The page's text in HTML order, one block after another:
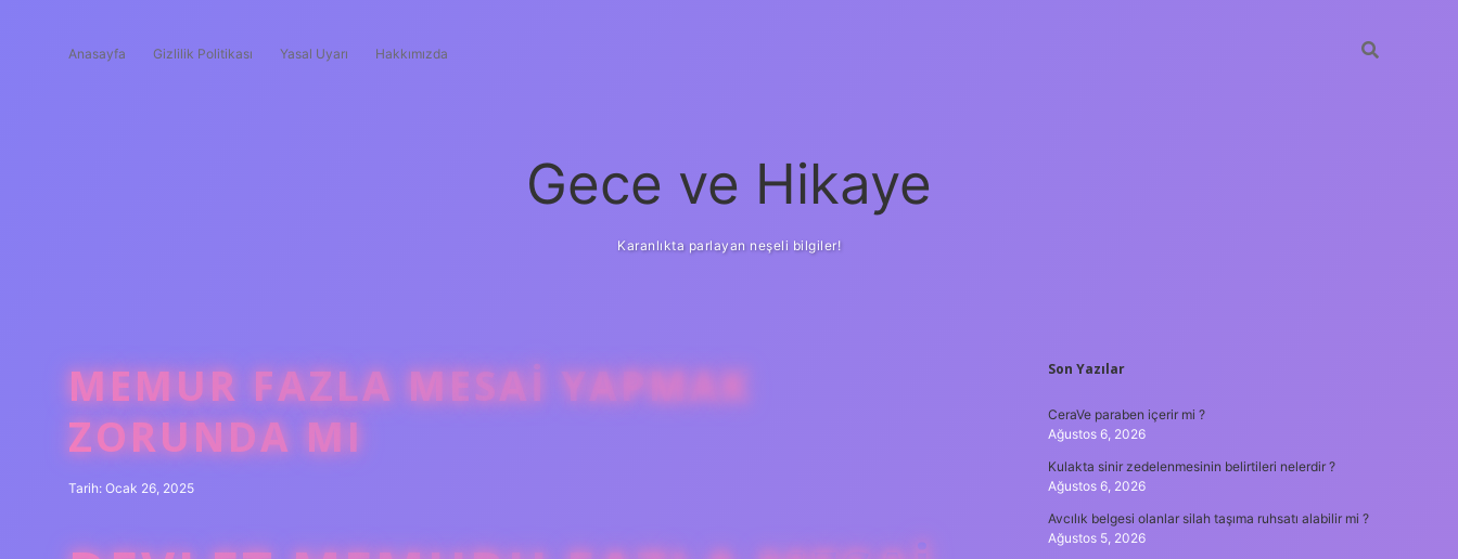
Anasayfa Gizlilik Politikası Yasal Uyarı Hakkımızda
Gece ve Hikaye
Karanlıkta parlayan neşeli bilgiler!
MEMUR FAZLA MESAI YAPMAK
ZORUNDA MI
Tarih: Ocak 26, 2025
SIDEBAR
Son Yazılar
CeraVe paraben içerir mi ?
Ağustos 6, 2026
Kulakta sinir zedelenmesinin belirtileri nelerdir ?
Ağustos 6, 2026
Avcılık belgesi olanlar silah taşıma ruhsatı alabilir mi ?
Ağustos 5, 2026